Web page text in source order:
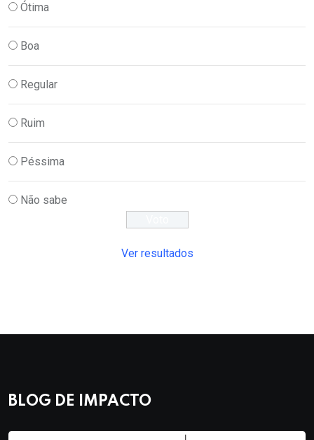
Ótima
Boa
Regular
Ruim
Péssima
Não sabe
Ver resultados
BLOG DE IMPACTO